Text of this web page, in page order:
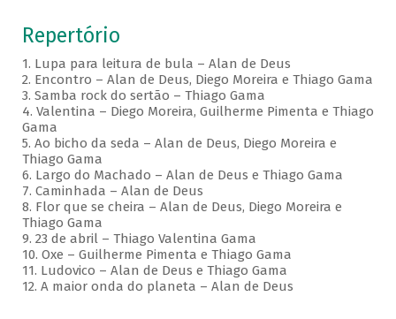
Repertório
1. Lupa para leitura de bula – Alan de Deus
2. Encontro – Alan de Deus, Diego Moreira e Thiago Gama
3. Samba rock do sertão – Thiago Gama
4. Valentina – Diego Moreira, Guilherme Pimenta e Thiago
Gama
5. Ao bicho da seda – Alan de Deus, Diego Moreira e
Thiago Gama
6. Largo do Machado – Alan de Deus e Thiago Gama
7. Caminhada – Alan de Deus
8. Flor que se cheira – Alan de Deus, Diego Moreira e
Thiago Gama
9. 23 de abril – Thiago Valentina Gama
10. Oxe – Guilherme Pimenta e Thiago Gama
11. Ludovico – Alan de Deus e Thiago Gama
12. A maior onda do planeta – Alan de Deus